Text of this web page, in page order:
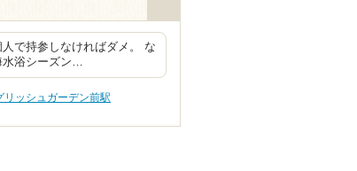
で持参しなければダメ。 な
水浴シーズン…
リッシュガーデン前駅